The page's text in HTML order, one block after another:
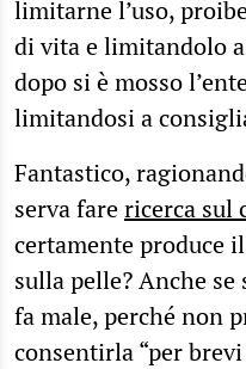
limitarne l’uso,
di vita e limitandolo
dopo si è mosso
limitandosi a
Fantastico,
serva farericerca sul
certamente produce
sulla pelle? Anche se
fa male, perché non
consentirla “per